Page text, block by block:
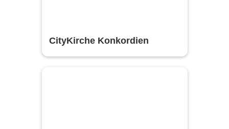
CityKirche Konkordien